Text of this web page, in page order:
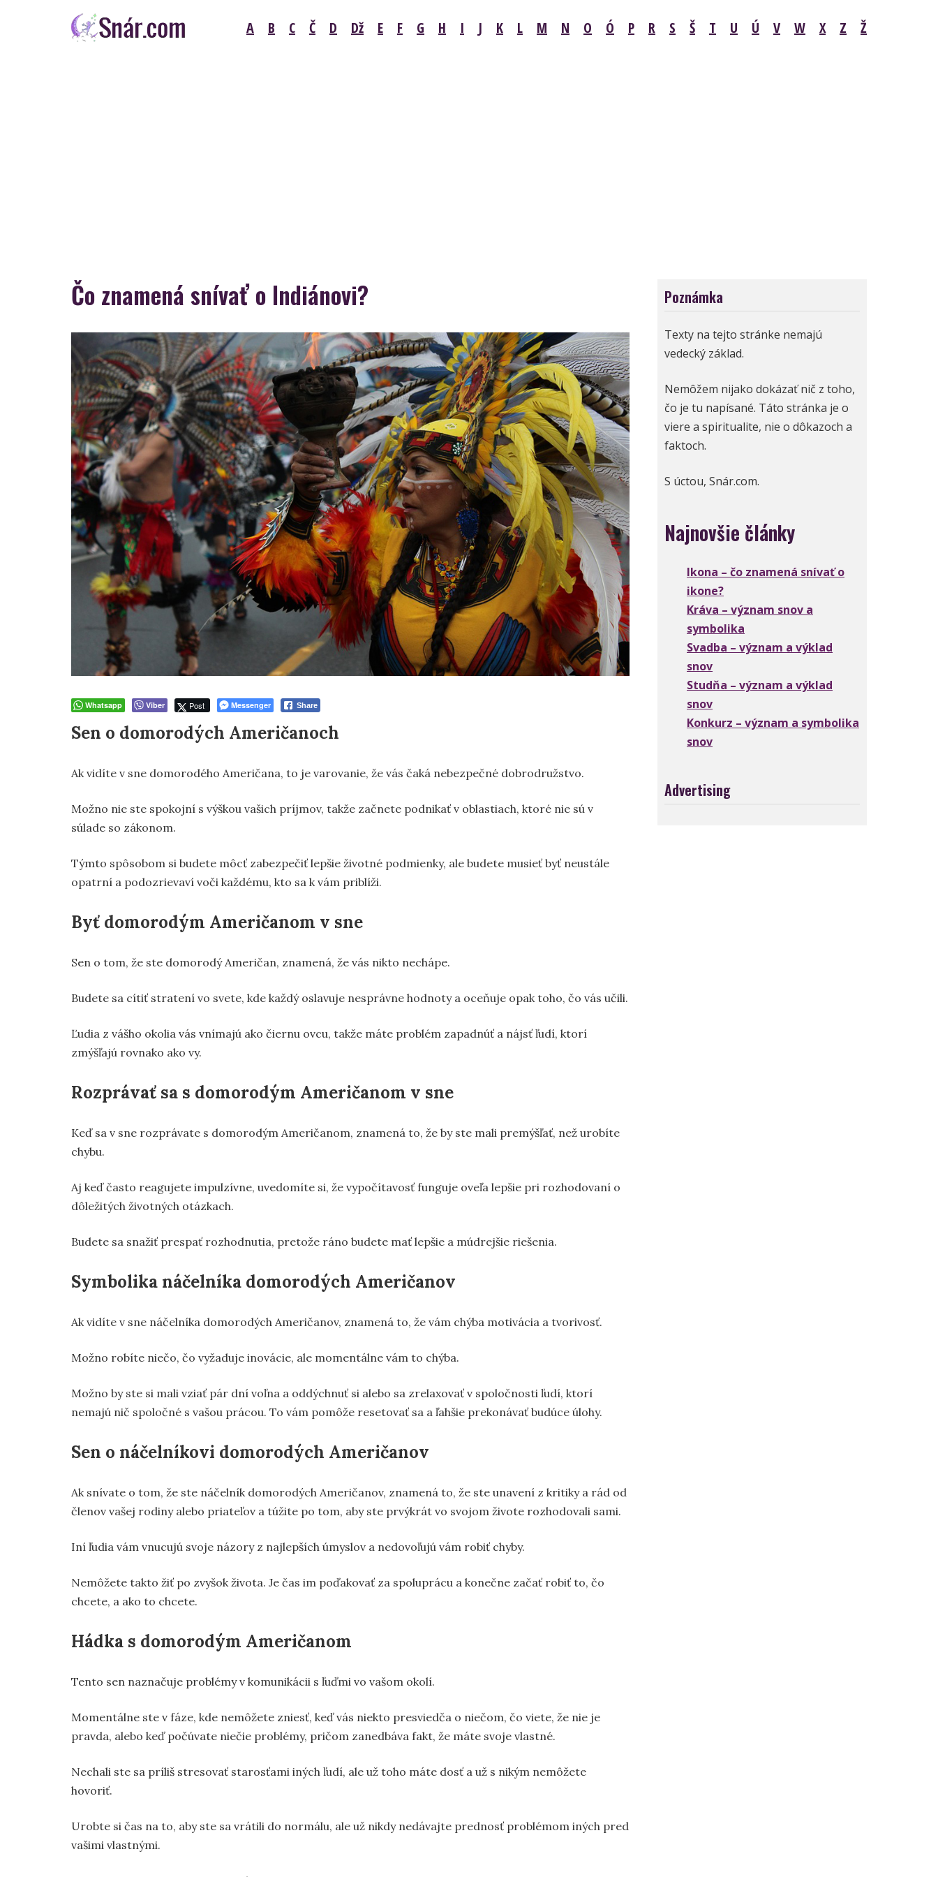
A B C Č D Dž E F G H I J K L M N O Ó P R S Š T U Ú V W X Z Ž
Čo znamená snívať o Indiánovi?
Whatsapp Viber Post Messenger Share
Sen o domorodých Američanoch
Ak vidíte v sne domorodého Američana, to je varovanie, že vás čaká nebezpečné dobrodružstvo.
Možno nie ste spokojní s výškou vašich príjmov, takže začnete podnikať v oblastiach, ktoré nie sú v
súlade so zákonom.
Týmto spôsobom si budete môcť zabezpečiť lepšie životné podmienky, ale budete musieť byť neustále
opatrní a podozrievaví voči každému, kto sa k vám priblíži.
Byť domorodým Američanom v sne
Sen o tom, že ste domorodý Američan, znamená, že vás nikto nechápe.
Budete sa cítiť stratení vo svete, kde každý oslavuje nesprávne hodnoty a oceňuje opak toho, čo vás učili.
Ľudia z vášho okolia vás vnímajú ako čiernu ovcu, takže máte problém zapadnúť a nájsť ľudí, ktorí
zmýšľajú rovnako ako vy.
Rozprávať sa s domorodým Američanom v sne
Keď sa v sne rozprávate s domorodým Američanom, znamená to, že by ste mali premýšľať, než urobíte
chybu.
Aj keď často reagujete impulzívne, uvedomíte si, že vypočítavosť funguje oveľa lepšie pri rozhodovaní o
dôležitých životných otázkach.
Budete sa snažiť prespať rozhodnutia, pretože ráno budete mať lepšie a múdrejšie riešenia.
Symbolika náčelníka domorodých Američanov
Ak vidíte v sne náčelníka domorodých Američanov, znamená to, že vám chýba motivácia a tvorivosť.
Možno robíte niečo, čo vyžaduje inovácie, ale momentálne vám to chýba.
Možno by ste si mali vziať pár dní voľna a oddýchnuť si alebo sa zrelaxovať v spoločnosti ľudí, ktorí
nemajú nič spoločné s vašou prácou. To vám pomôže resetovať sa a ľahšie prekonávať budúce úlohy.
Sen o náčelníkovi domorodých Američanov
Ak snívate o tom, že ste náčelník domorodých Američanov, znamená to, že ste unavení z kritiky a rád od
členov vašej rodiny alebo priateľov a túžite po tom, aby ste prvýkrát vo svojom živote rozhodovali sami.
Iní ľudia vám vnucujú svoje názory z najlepších úmyslov a nedovoľujú vám robiť chyby.
Nemôžete takto žiť po zvyšok života. Je čas im poďakovať za spoluprácu a konečne začať robiť to, čo
chcete, a ako to chcete.
Hádka s domorodým Američanom
Tento sen naznačuje problémy v komunikácii s ľuďmi vo vašom okolí.
Momentálne ste v fáze, kde nemôžete zniesť, keď vás niekto presviedča o niečom, čo viete, že nie je
pravda, alebo keď počúvate niečie problémy, pričom zanedbáva fakt, že máte svoje vlastné.
Nechali ste sa príliš stresovať starosťami iných ľudí, ale už toho máte dosť a už s nikým nemôžete
hovoriť.
Urobte si čas na to, aby ste sa vrátili do normálu, ale už nikdy nedávajte prednosť problémom iných pred
vašimi vlastnými.
Poznámka
Texty na tejto stránke nemajú
vedecký základ.
Nemôžem nijako dokázať nič z toho,
čo je tu napísané. Táto stránka je o
viere a spiritualite, nie o dôkazoch a
faktoch.
S úctou, Snár.com.
Najnovšie články
Ikona – čo znamená snívať o
ikone?
Kráva – význam snov a
symbolika
Svadba – význam a výklad
snov
Studňa – význam a výklad
snov
Konkurz – význam a symbolika
snov
Advertising